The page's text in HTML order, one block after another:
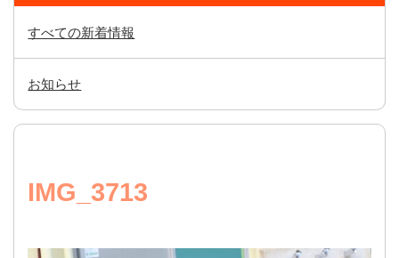
すべての新着情報
お知らせ
IMG_3713